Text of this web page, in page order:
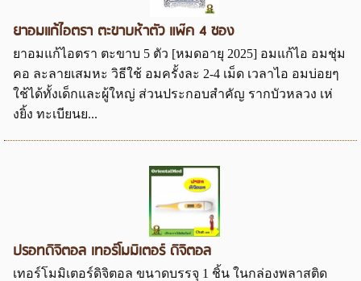
ยาอมแก้ไอตรา ตะขาบห้าตัว แพ๊ค 4 ซอง
ยาอมแก้ไอตรา ตะขาบ 5 ตัว [หมดอายุ 2025] อมแก้ไอ อมชุ่ม
คอ ละลายเสมหะ วิธีใช้ อมครั้งละ 2-4 เม็ด เวลาไอ อมบ่อยๆ
ใช้ได้ทั้งเด็กและผู้ใหญ่ ส่วนประกอบสำคัญ รากบัวหลวง เห่
งยิ้ง ทะเบียนย...
ปรอทดิจิตอล เทอร์โมมิเตอร์ ดิจิตอล
เทอร์โมมิเตอร์ดิจิตอล ขนาดบรรจุ 1 ชิ้น ในกล่องพลาสติด